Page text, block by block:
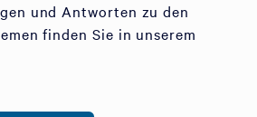
und Antworten zu den
finden Sie in unserem